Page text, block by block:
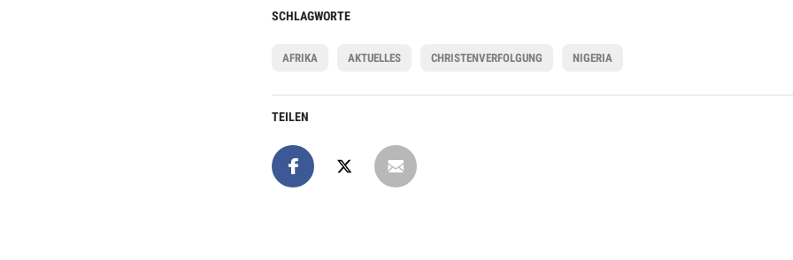
SCHLAGWORTE
AFRIKA AKTUELLES CHRISTENVERFOLGUNG NIGERIA
TEILEN